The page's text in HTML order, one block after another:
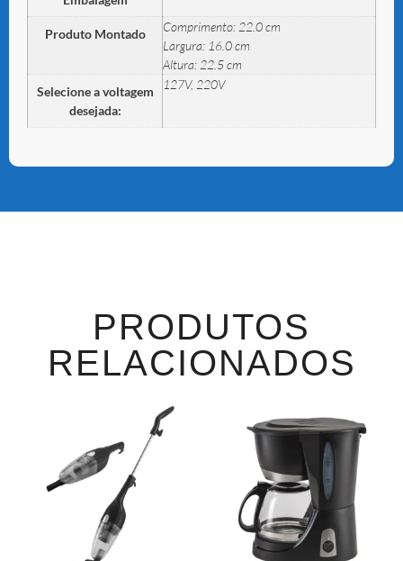
Produto Montado
Comprimento: 22.0 cm
Largura: 16.0 cm
Altura: 22.5 cm
Selecione a voltagem
desejada:
127V, 220V
PRODUTOS
RELACIONADOS